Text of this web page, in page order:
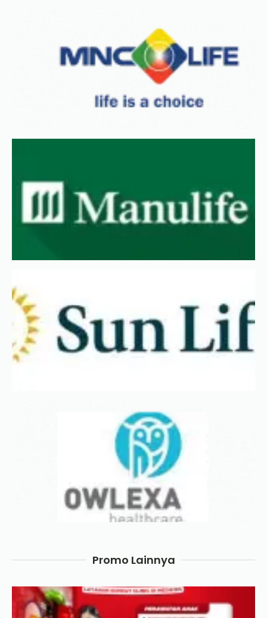
Promo Lainnya